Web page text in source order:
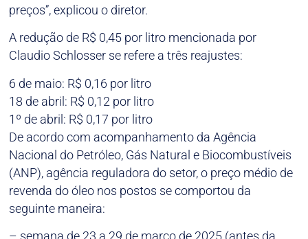
preços”, explicou o diretor.
A redução de R$ 0,45 por litro mencionada por
Claudio Schlosser se refere a três reajustes:
6 de maio: R$ 0,16 por litro
18 de abril: R$ 0,12 por litro
1º de abril: R$ 0,17 por litro
De acordo com acompanhamento da Agência
Nacional do Petróleo, Gás Natural e Biocombustíveis
(ANP), agência reguladora do setor, o preço médio de
revenda do óleo nos postos se comportou da
seguinte maneira:
– semana de 23 a 29 de março de 2025 (antes da